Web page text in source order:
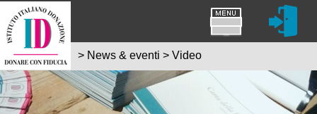
> News & eventi > Video